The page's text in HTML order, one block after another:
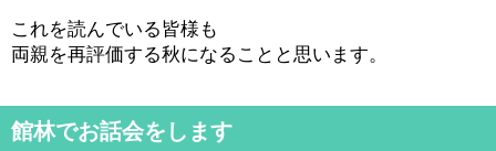
これを読んでいる皆様も
両親を再評価する秋になることと思います。
館林でお話会をします